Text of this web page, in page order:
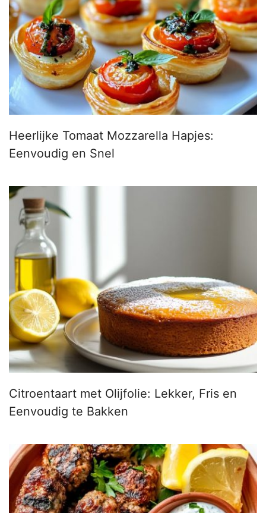
Heerlijke Tomaat Mozzarella Hapjes:
Eenvoudig en Snel
Citroentaart met Olijfolie: Lekker, Fris en
Eenvoudig te Bakken